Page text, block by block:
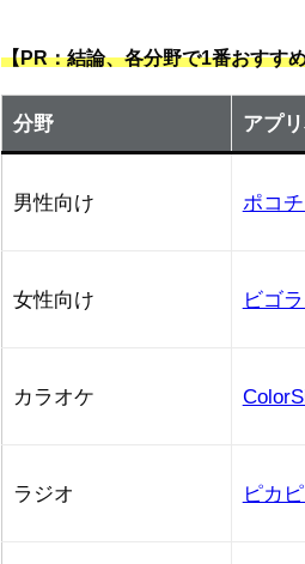
【PR：結論、各分野で1番おすす
分野 アプ
男性向け ポコ
女性向け ビゴ
カラオケ
ラジオ ピカ